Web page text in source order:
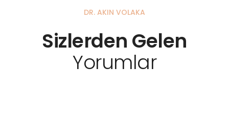
DR. AKIN VOLAKA
Sizlerden Gelen
Yorumlar